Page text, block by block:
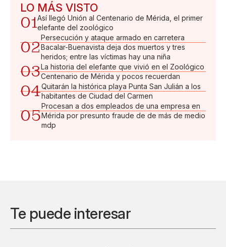
LO MÁS VISTO
01Así llegó Unión al Centenario de Mérida, el primer
elefante del zoológico
02
Persecución y ataque armado en carretera
Bacalar-Buenavista deja dos muertos y tres
heridos; entre las víctimas hay una niña
03La historia del elefante que vivió en el Zoológico
Centenario de Mérida y pocos recuerdan
04Quitarán la histórica playa Punta San Julián a los
habitantes de Ciudad del Carmen
05
Procesan a dos empleados de una empresa en
Mérida por presunto fraude de de más de medio
mdp
Te puede interesar